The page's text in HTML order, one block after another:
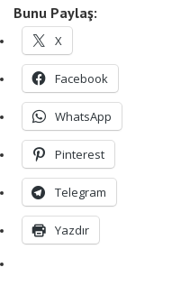
Bunu Paylaş:
X
Facebook
WhatsApp
Pinterest
Telegram
Yazdır